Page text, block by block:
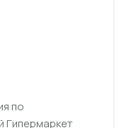
по
Гипермаркет